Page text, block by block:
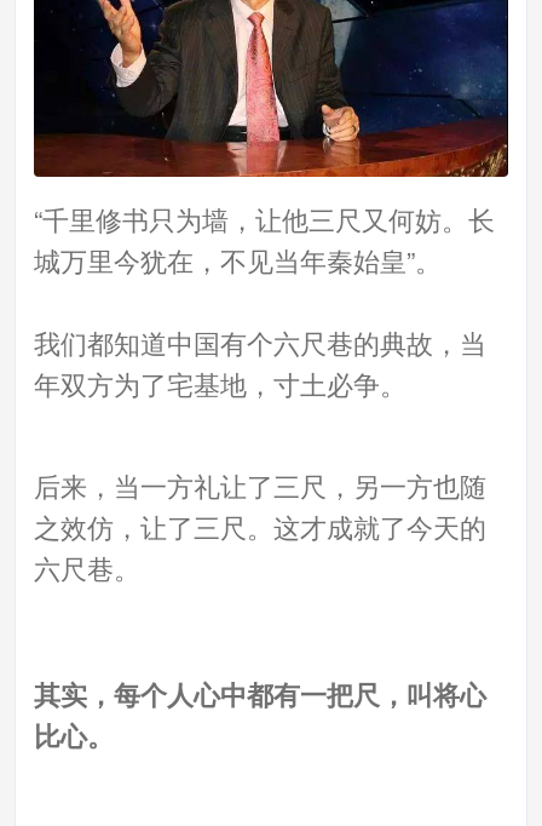
“千里修书只为墙，让他三尺又何妨。长
城万里今犹在，不见当年秦始皇”。
我们都知道中国有个六尺巷的典故，当
年双方为了宅基地，寸土必争。
后来，当一方礼让了三尺，另一方也随
之效仿，让了三尺。这才成就了今天的
六尺巷。
其实，每个人心中都有一把尺，叫将心
比心。